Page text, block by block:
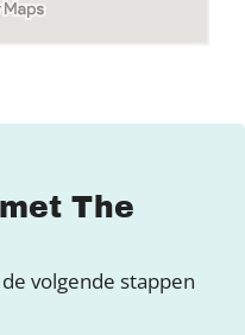
The
volgende stappen